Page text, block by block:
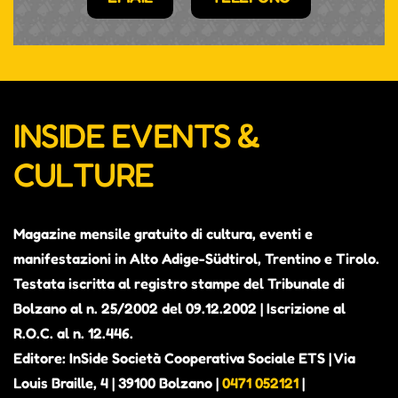
Mer 30 Settembre, 2026 09:30-13:30 |
Ven 02 Ottobre, 2026
Sab 03 Ottobre, 2026
Dom 04 Ottobre, 2026 09:30-13:30 |
Lun 05 Ottobre, 2026 09:30-13:30 |
Mar 06 Ottobre, 2026
Mer 07 Ottobre, 2026 09:30-13:30 |
INSIDE EVENTS &
CULTURE
Magazine mensile gratuito di cultura, eventi e
manifestazioni in Alto Adige-Südtirol, Trentino e Tirolo.
Testata iscritta al registro stampe del Tribunale di
Bolzano al n. 25/2002 del 09.12.2002 | Iscrizione al
R.O.C. al n. 12.446.
Editore: InSide Società Cooperativa Sociale ETS | Via
Louis Braille, 4 | 39100 Bolzano | 0471 052121 |